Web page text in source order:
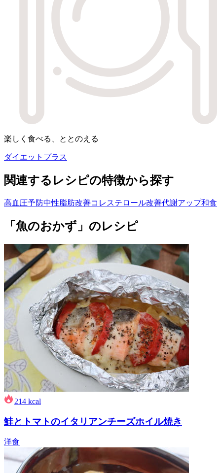
楽しく食べる、ととのえる
ダイエットプラス
関連するレシピの特徴から探す
高血圧予防中性脂肪改善コレステロール改善代謝アップ和食
「魚のおかず」のレシピ
214 kcal
鮭とトマトのイタリアンチーズホイル焼き
洋食